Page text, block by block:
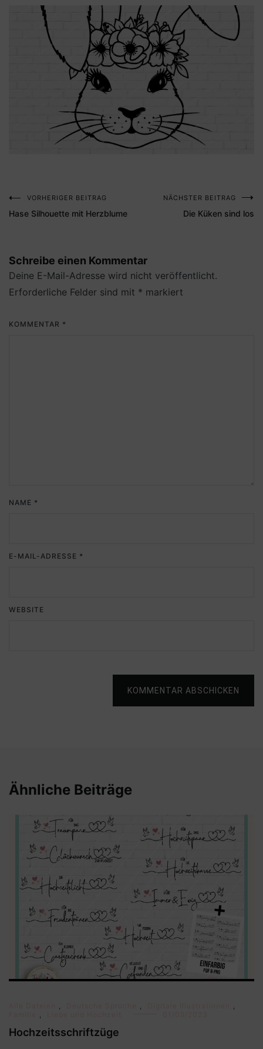
Beitragsnavigation
VORHERIGER BEITRAG
Hase Silhouette mit Herzblume
NÄCHSTER BEITRAG
Die Küken sind los
Schreibe einen Kommentar
Deine E-Mail-Adresse wird nicht veröffentlicht.
Erforderliche Felder sind mit * markiert
KOMMENTAR *
NAME *
E-MAIL-ADRESSE *
WEBSITE
KOMMENTAR ABSCHICKEN
Ähnliche Beiträge
Hochzeitsschriftzüge